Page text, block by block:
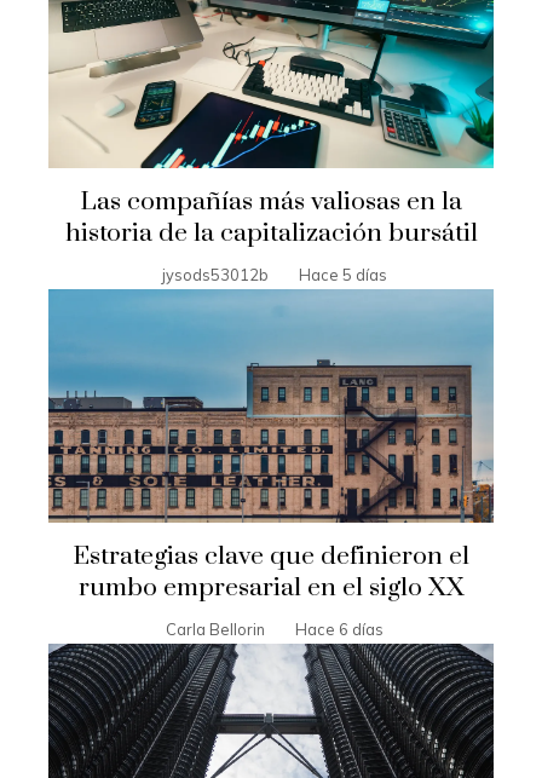
Las compañías más valiosas en la
historia de la capitalización bursátil
jysods53012b Hace 5 días
Estrategias clave que definieron el
rumbo empresarial en el siglo XX
Carla Bellorin Hace 6 días